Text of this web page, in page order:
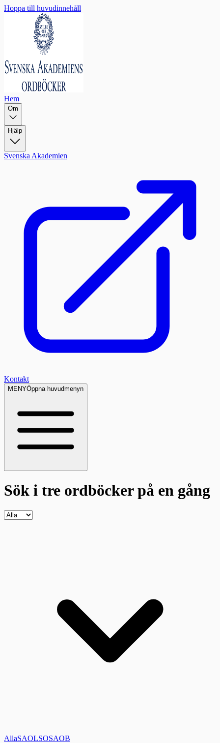
Hoppa till huvudinnehåll
Hem
Om
Hjälp
Svenska Akademien
Kontakt
MENYÖppna huvudmenyn
Sök i tre ordböckerpå en gång
AllaSAOLSOSAOB